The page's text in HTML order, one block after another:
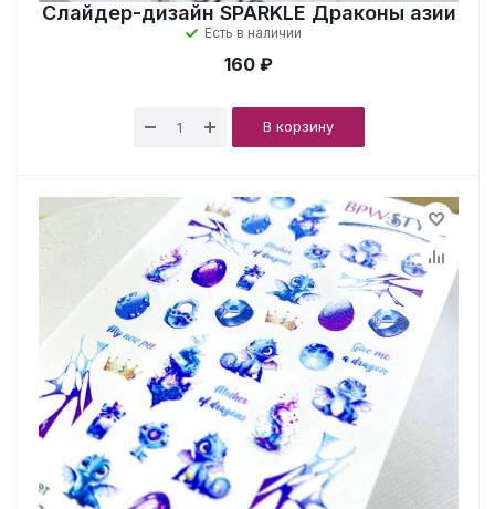
Слайдер-дизайн SPARKLE Драконы азии
Есть в наличии
160 ₽
В корзину